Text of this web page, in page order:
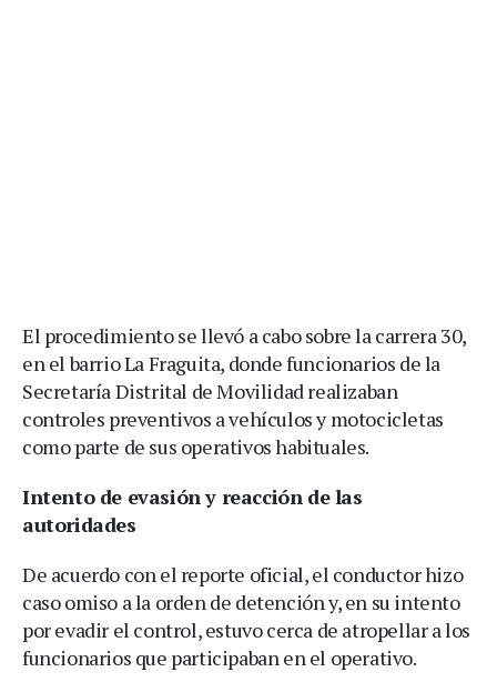
El procedimiento se llevó a cabo sobre la carrera 30,
en el barrio La Fraguita, donde funcionarios de la
Secretaría Distrital de Movilidad realizaban
controles preventivos a vehículos y motocicletas
como parte de sus operativos habituales.
Intento de evasión y reacción de las
autoridades
De acuerdo con el reporte oficial, el conductor hizo
caso omiso a la orden de detención y, en su intento
por evadir el control, estuvo cerca de atropellar a los
funcionarios que participaban en el operativo.